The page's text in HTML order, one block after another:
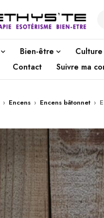
Bien-être
Culture
Contact Suivre ma
› Encens › Encens bâtonnet ›